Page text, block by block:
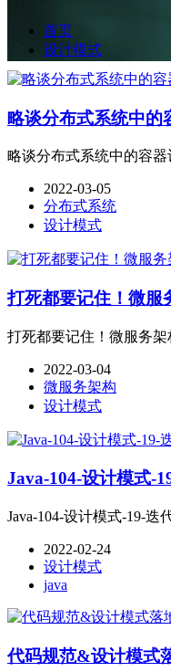
首页
设计模式
略谈分布式系统中的
略谈分布式系统中的容器
2022-03-05
分布式系统
设计模式
打死都要记住！微服
打死都要记住！微服务架
2022-03-04
微服务架构
设计模式
Java-104-设计模式-
Java-104-设计模式-19-迭
2022-02-24
设计模式
java
代码规范&设计模式